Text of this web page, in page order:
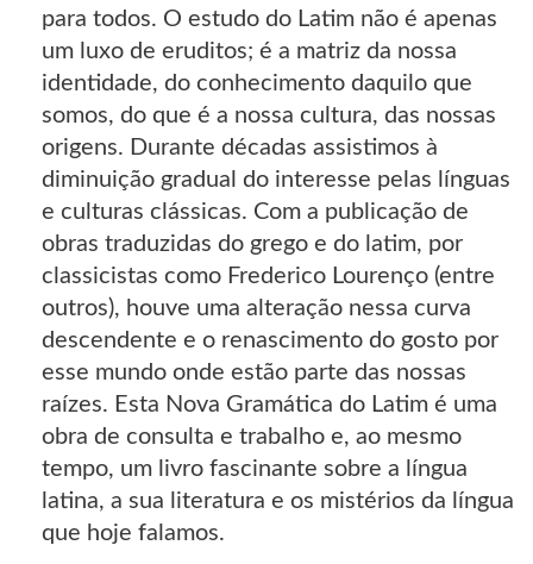
para todos. O estudo do Latim não é apenas
um luxo de eruditos; é a matriz da nossa
identidade, do conhecimento daquilo que
somos, do que é a nossa cultura, das nossas
origens. Durante décadas assistimos à
diminuição gradual do interesse pelas línguas
e culturas clássicas. Com a publicação de
obras traduzidas do grego e do latim, por
classicistas como Frederico Lourenço (entre
outros), houve uma alteração nessa curva
descendente e o renascimento do gosto por
esse mundo onde estão parte das nossas
raízes. Esta Nova Gramática do Latim é uma
obra de consulta e trabalho e, ao mesmo
tempo, um livro fascinante sobre a língua
latina, a sua literatura e os mistérios da língua
que hoje falamos.